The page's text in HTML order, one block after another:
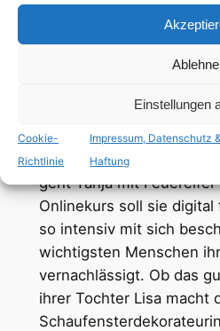
Einstellungen
Cookie-
Richtlinie
Impressum, Datenschutz
Haftung
Aussortiert – und das
wie privat fühlt sich
gelegt. Aber sie reckt
Natürlich kann sie noch
ihr ein Auftrag nach dem
geht Tanja mit
Onlinekurs soll sie
so intensiv mit sich
wichtigsten Menschen
vernachlässigt. Ob das
ihrer Tochter Lisa macht